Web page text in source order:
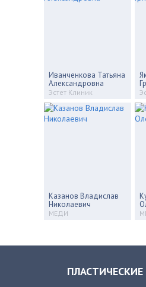
Иванченкова Татьяна
Александровна
Эстет Клиник
Казанов Владислав
Николаевич
МЕДИ